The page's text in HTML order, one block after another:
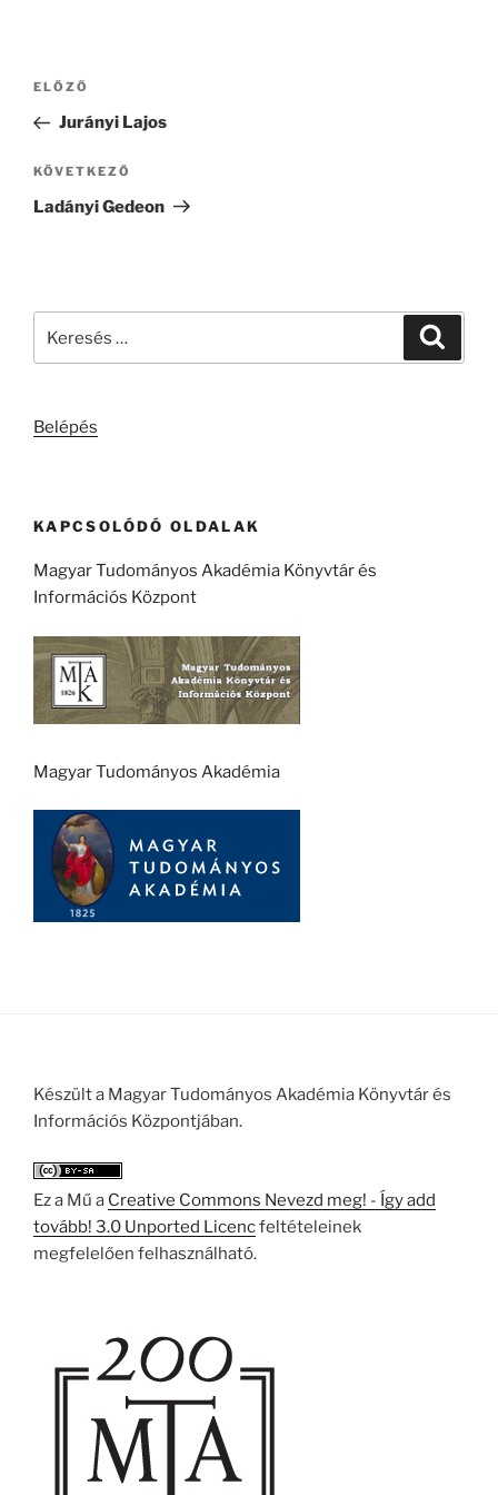
Bejegyzés
Korábbi
bejegyzés
ELŐZŐ
Jurányi Lajos
Következő
bejegyzés
KÖVETKEZŐ
Ladányi Gedeon
Belépés
KAPCSOLÓDÓ OLDALAK
Magyar Tudományos Akadémia Könyvtár és
Információs Központ
Magyar Tudományos Akadémia
Készült a Magyar Tudományos Akadémia Könyvtár és
Információs Központjában.
Ez a Mű a Creative Commons Nevezd meg! - Így add
tovább! 3.0 Unported Licencfeltételeinek
megfelelően felhasználható.